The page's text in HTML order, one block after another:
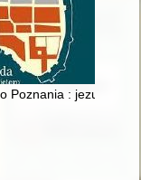
-
Poznania : jezuici w